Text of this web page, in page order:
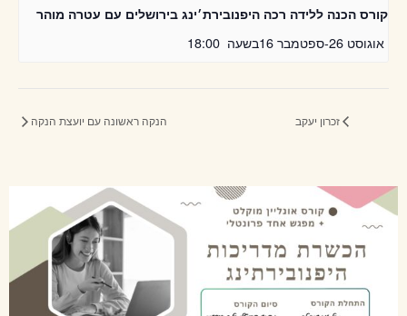
קורס הכנה ללידה רכה היפנובירת׳ינג בירושלים עם עטרה מוהר
אוגוסט 26 -ספטמבר 16 בשעה 18:00
זכרון יעקב הנקה ראשונה עם יועצת הנקה